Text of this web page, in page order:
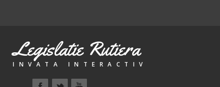
Legislatie Rutiera
INVATA INTERACTIV